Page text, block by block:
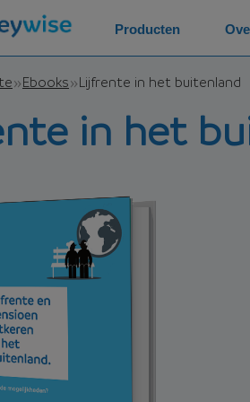
Ebooks Lijfrente in het buitenland
in het
Producten